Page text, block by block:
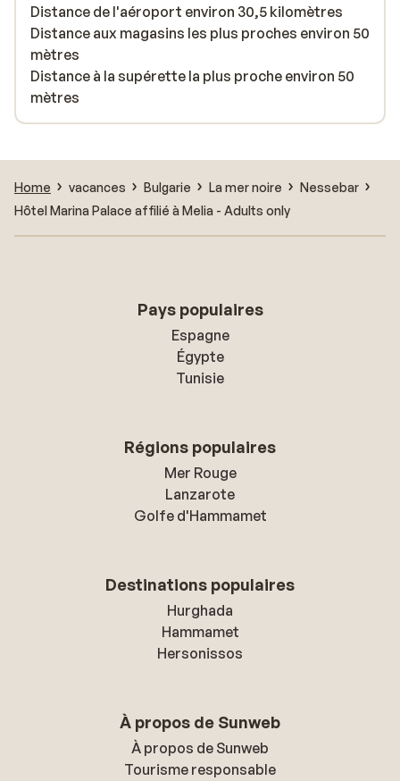
Distance de l'aéroport environ 30,5 kilomètres
Distance aux magasins les plus proches environ 50
mètres
Distance à la supérette la plus proche environ 50
mètres
Home vacances Bulgarie La mer noire
Nessebar
Hôtel Marina Palace affilié à Melia - Adults only
Pays populaires
Espagne
Égypte
Tunisie
Régions populaires
Mer Rouge
Lanzarote
Golfe d'Hammamet
Destinations populaires
Hurghada
Hammamet
Hersonissos
À propos de Sunweb
À propos de Sunweb
Tourisme responsable